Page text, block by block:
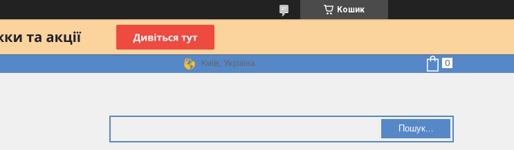
Кошик
Київ, Україна
Пошук...